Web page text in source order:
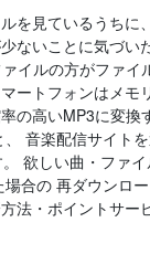
を見ているうちに
ないことに気づい
イルの方がファイ
ートフォンはメモ
の高いMP3に変換
音楽配信サイト
欲しい曲・ファ
合の 再ダウンロ
法・ポイントサー